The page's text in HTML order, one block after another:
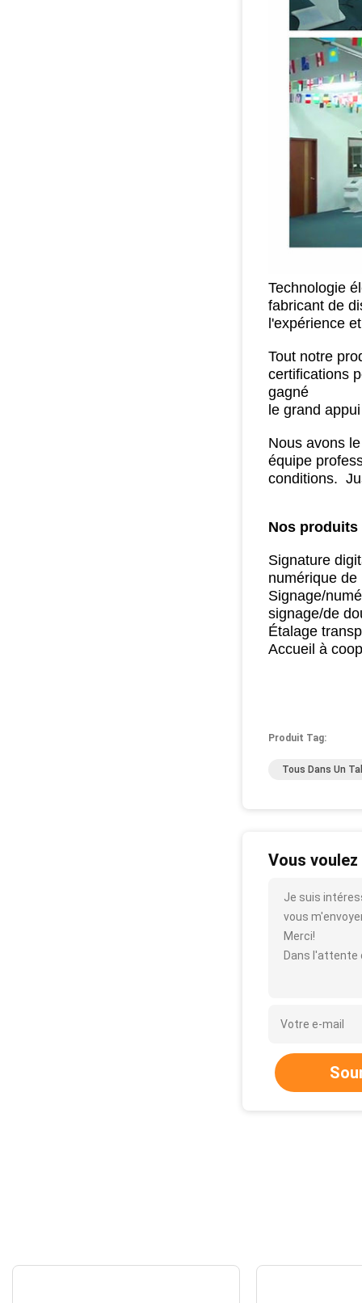
Technologie
fabricant de
l'expérience
Tout notre
certifications
gagné
le grand
Nous avons
équipe
conditions.
Nos
Signature
numérique de
Signage/
signage/de
Étalage
Accueil à
Produit Tag:
Tous Dans Un
Vous
Je suis
vous
Merci!
Dans l'attente